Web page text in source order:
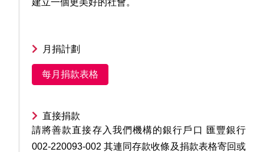
建立一個更美好的社會。
月捐計劃
每月捐款表格
直接捐款
請將善款直接存入我們機構的銀行戶口 匯豐銀行
002-220093-002 其連同存款收條及捐款表格寄回或